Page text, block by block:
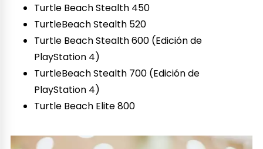
Turtle Beach Stealth 450
TurtleBeach Stealth 520
Turtle Beach Stealth 600 (Edición de
PlayStation 4)
TurtleBeach Stealth 700 (Edición de
PlayStation 4)
Turtle Beach Elite 800